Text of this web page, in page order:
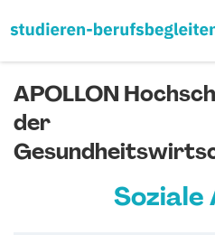
APOLLON
der